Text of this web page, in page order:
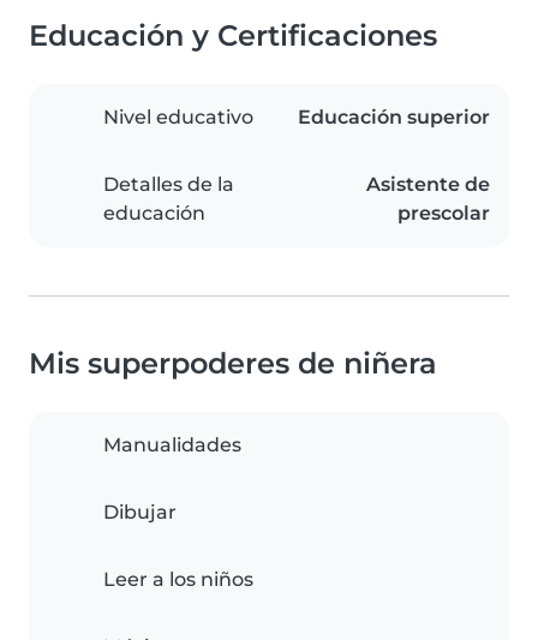
Educación y Certificaciones
Nivel educativo Educación superior
Detalles de la
educación
Asistente de
prescolar
Mis superpoderes de niñera
Manualidades
Dibujar
Leer a los niños